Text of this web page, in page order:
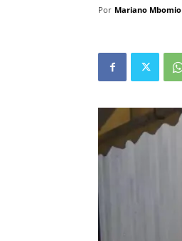
Por Mariano Mbomio